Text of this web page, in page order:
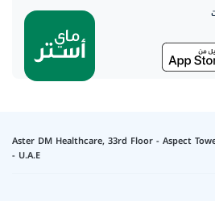
Aster DM Healthcare, 33rd Floor - Aspect
- U.A.E